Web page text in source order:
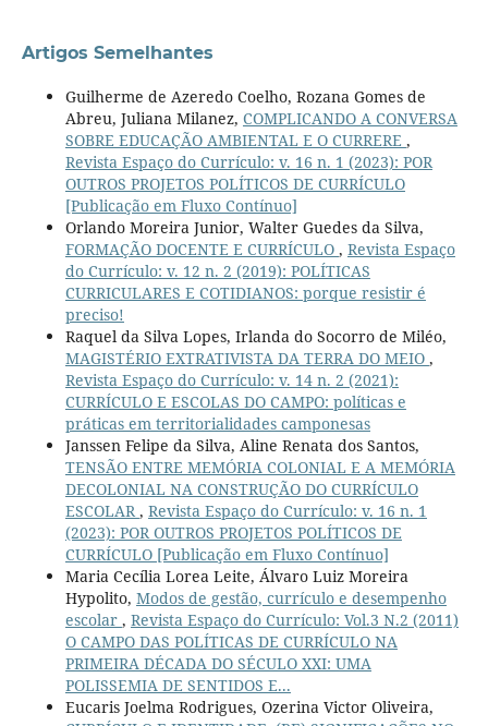
Artigos Semelhantes
Guilherme de Azeredo Coelho, Rozana Gomes de
Abreu, Juliana Milanez, COMPLICANDO A CONVERSA
SOBRE EDUCAÇÃO AMBIENTAL E O CURRERE ,
Revista Espaço do Currículo: v. 16 n. 1 (2023): POR
OUTROS PROJETOS POLÍTICOS DE CURRÍCULO
[Publicação em Fluxo Contínuo]
Orlando Moreira Junior, Walter Guedes da Silva,
FORMAÇÃO DOCENTE E CURRÍCULO , Revista Espaço
do Currículo: v. 12 n. 2 (2019): POLÍTICAS
CURRICULARES E COTIDIANOS: porque resistir é
preciso!
Raquel da Silva Lopes, Irlanda do Socorro de Miléo,
MAGISTÉRIO EXTRATIVISTA DA TERRA DO MEIO ,
Revista Espaço do Currículo: v. 14 n. 2 (2021):
CURRÍCULO E ESCOLAS DO CAMPO: políticas e
práticas em territorialidades camponesas
Janssen Felipe da Silva, Aline Renata dos Santos,
TENSÃO ENTRE MEMÓRIA COLONIAL E A MEMÓRIA
DECOLONIAL NA CONSTRUÇÃO DO CURRÍCULO
ESCOLAR, Revista Espaço do Currículo: v. 16 n. 1
(2023): POR OUTROS PROJETOS POLÍTICOS DE
CURRÍCULO [Publicação em Fluxo Contínuo]
Maria Cecília Lorea Leite, Álvaro Luiz Moreira
Hypolito, Modos de gestão, currículo e desempenho
escolar , Revista Espaço do Currículo: Vol.3 N.2 (2011)
O CAMPO DAS POLÍTICAS DE CURRÍCULO NA
PRIMEIRA DÉCADA DO SÉCULO XXI: UMA
POLISSEMIA DE SENTIDOS E...
Eucaris Joelma Rodrigues, Ozerina Victor Oliveira,